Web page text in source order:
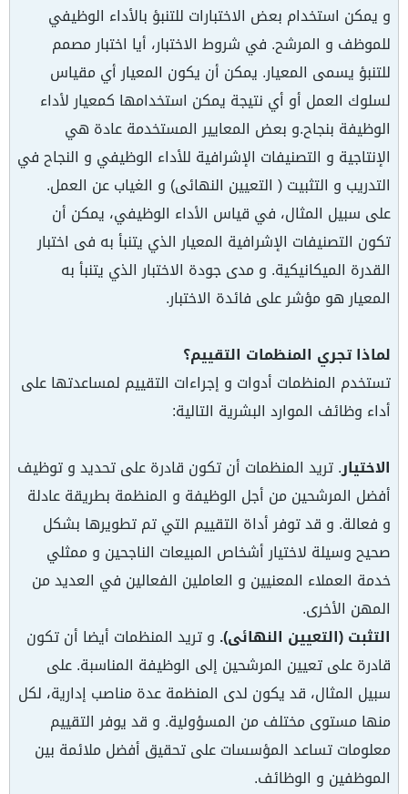
و يمكن استخدام بعض الاختبارات للتنبؤ بالأداء الوظيفي
للموظف و المرشح. في شروط الاختبار، أيا اختبار مصمم
للتنبؤ يسمى المعيار. يمكن أن يكون المعيار أي مقياس
لسلوك العمل أو أي نتيجة يمكن استخدامها كمعيار لأداء
الوظيفة بنجاح.و بعض المعايير المستخدمة عادة هي
الإنتاجية و التصنيفات الإشرافية للأداء الوظيفي و النجاح في
التدريب و التثبيت ( التعيين النهائى) و الغياب عن العمل.
على سبيل المثال، في قياس الأداء الوظيفي، يمكن أن
تكون التصنيفات الإشرافية المعيار الذي يتنبأ به فى اختبار
القدرة الميكانيكية. و مدى جودة الاختبار الذي يتنبأ به
المعيار هو مؤشر على فائدة الاختبار.
لماذا تجري المنظمات التقييم؟
تستخدم المنظمات أدوات و إجراءات التقييم لمساعدتها على
أداء وظائف الموارد البشرية التالية:
الاختيار. تريد المنظمات أن تكون قادرة على تحديد و توظيف
أفضل المرشحين من أجل الوظيفة و المنظمة بطريقة عادلة
و فعالة. و قد توفر أداة التقييم التي تم تطويرها بشكل
صحيح وسيلة لاختيار أشخاص المبيعات الناجحين و ممثلي
خدمة العملاء المعنيين و العاملين الفعالين في العديد من
المهن الأخرى.
التثبت (التعيين النهائى). و تريد المنظمات أيضا أن تكون
قادرة على تعيين المرشحين إلى الوظيفة المناسبة. على
سبيل المثال، قد يكون لدى المنظمة عدة مناصب إدارية، لكل
منها مستوى مختلف من المسؤولية. و قد يوفر التقييم
معلومات تساعد المؤسسات على تحقيق أفضل ملائمة بين
الموظفين و الوظائف.